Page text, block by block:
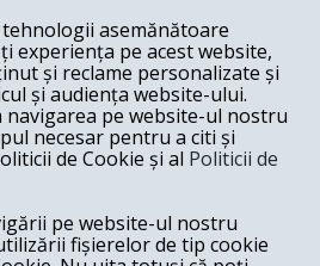
asemănătoare
experiența pe acest website,
și reclame personalizate și
și audiența website-ului.
pe website-ul nostru
necesar pentru a citi și
de Cookie și al Politicii de
pe website-ul nostru
fișierelor de tip cookie